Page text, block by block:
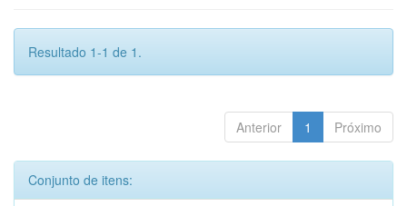
Resultado 1-1 de 1.
Anterior 1 Próximo
Conjunto de itens: